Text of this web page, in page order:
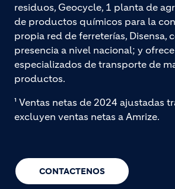
CONTACTENOS
residuos, Geocycle, 1 planta de
de productos químicos para la
propia red de ferreterías, Disensa,
presencia a nivel nacional; y
especializados de transporte de
productos.
¹ Ventas netas de 2024 ajustadas
excluyen ventas netas a Amrize.